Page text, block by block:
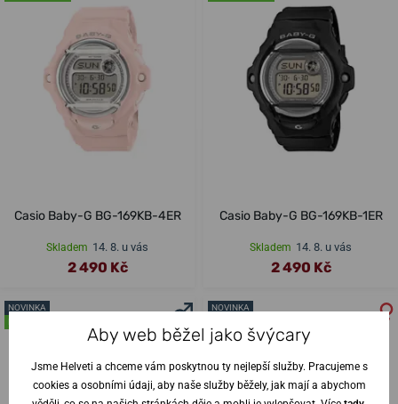
Casio Baby-G BG-169KB-4ER
Skladem 14. 8. u vás
2 490 Kč
Casio Baby-G BG-169KB-1ER
Skladem 14. 8. u vás
2 490 Kč
NOVINKA
NOVINKA
Aby web běžel jako švýcary
Jsme Helveti a chceme vám poskytnou ty nejlepší služby. Pracujeme s
cookies a osobními údaji, aby naše služby běžely, jak mají a abychom